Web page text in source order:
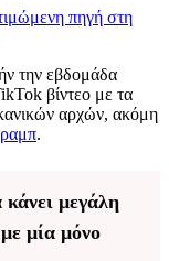
πηγή στη
την εβδομάδα
βίντεο με τα
αρχών, ακόμη
.
μεγάλη
μία μόνο